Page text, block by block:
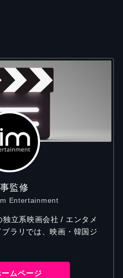
監修
Entertainment
独立系映画会社 / エンタメ
ラリでは、映画・韓国ジ
ムページ